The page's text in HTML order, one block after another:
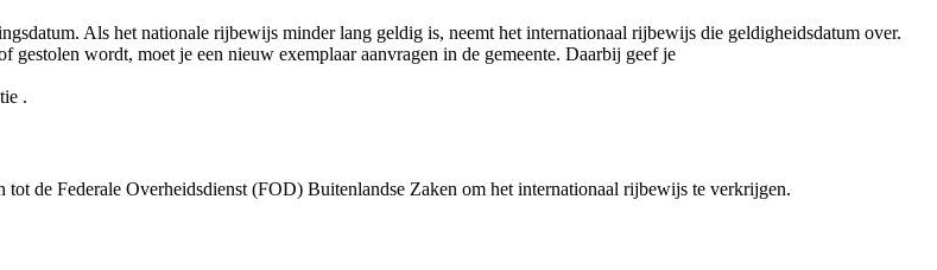
Als het nationale rijbewijs minder lang geldig is, neemt het internationaal rijbewijs die geldigheidsdatum over.
wordt, moet je een nieuw exemplaar aanvragen in de gemeente. Daarbij geef je
.
de Federale Overheidsdienst (FOD) Buitenlandse Zaken om het internationaal rijbewijs te verkrijgen.